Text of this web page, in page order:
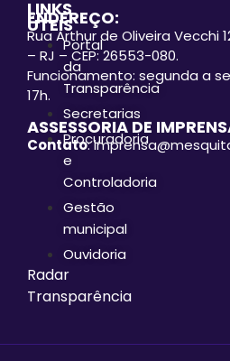
LINKS
ÚTEIS
Portal
da
Transparência
Secretarias
Procuradoria
e
Controladoria
Gestão
municipal
Ouvidoria
Radar
Transparência
ENDEREÇO:
Rua Arthur de Oliveira Vecchi
– RJ – CEP: 26553-080.
Funcionamento: segunda a
17h.
ASSESSORIA DE
Contato: